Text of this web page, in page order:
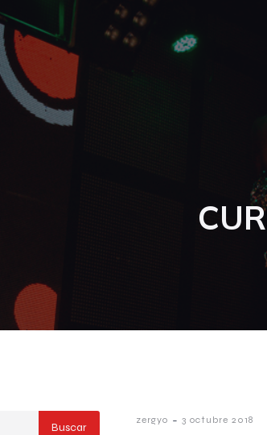
Buscar
zergyo - 3 octubre 2018